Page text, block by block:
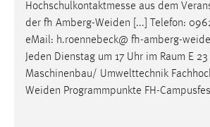
Hochschulkontaktmesse aus dem
der fh Amberg-Weiden [...] Telefon:
eMail: h.roennebeck@ fh-amberg-
Jeden Dienstag um 17 Uhr im Raum E
Maschinenbau/ Umwelttechnik
Weiden Programmpunkte FH-